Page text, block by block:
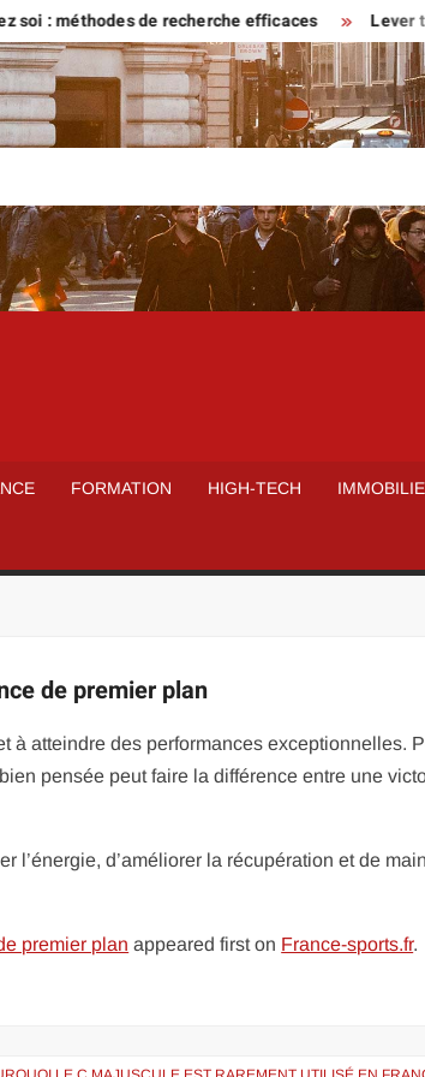
de recherche efficaces Lever tôt ou
FORMATION HIGH-TECH
de premier plan
à atteindre des performances exceptionnelles.
pensée peut faire la différence entre une
l’énergie, d’améliorer la récupération et de
premier plan appeared first on France-sports.fr.